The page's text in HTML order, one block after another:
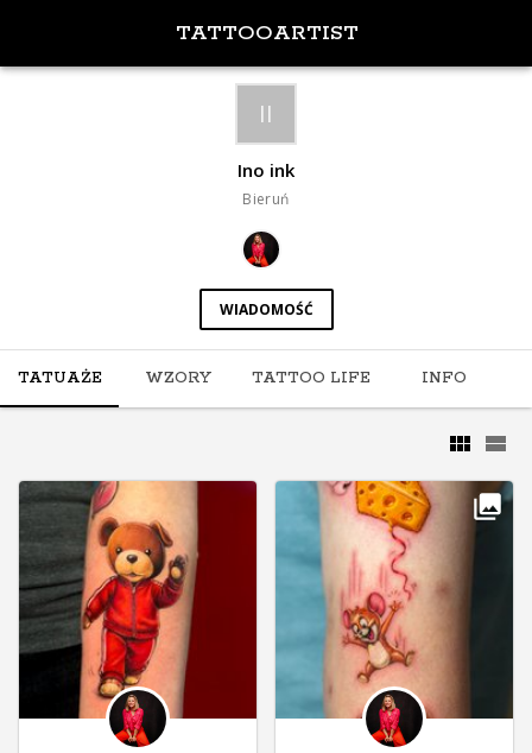
TATTOOARTIST
II
Ino ink
Bieruń
WIADOMOŚĆ
TATUAŻE WZORY TATTOO LIFE INFO